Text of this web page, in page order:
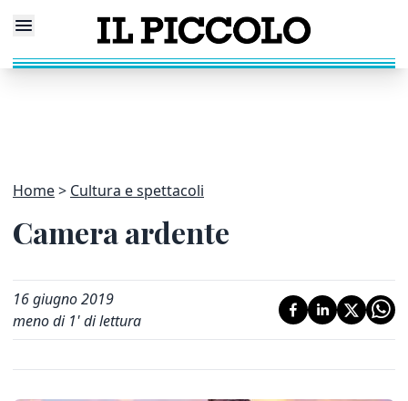
Home Cultura e spettacoli
Camera ardente
16 giugno 2019
meno di 1' di lettura